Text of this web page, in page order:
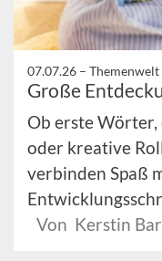
07.07.26 –
Große
Ob erste
oder kreative
verbinden Spaß
Von Kerstin